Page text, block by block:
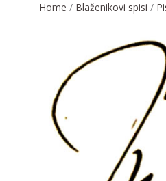
Home Blaženikovi spisi